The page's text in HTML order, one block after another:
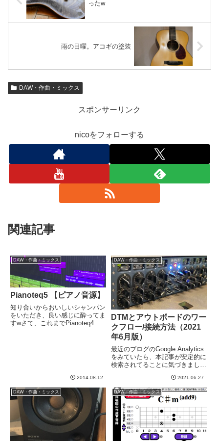
ったw
雨の日曜。アコギの塗装
DAW・作曲・ミックス
スポンサーリンク
nicoをフォローする
関連記事
DAW・作曲・ミックス
Pianoteq5 【ピアノ音源】
知り合いからおいしいシャンパン
をいただき、良い感じに酔ってま
すwさて、これまでPianoteq4と
2014.08.12
DAW・作曲・ミックス
DTMとアウトボードのワー
クフロー/接続方法（2021
年6月版）
最近のブログのGoogle Analytics
をみていたら、本記事が安定的に
検索されてることに気づきまし
ところもあったのでリライトして
見ました。物理的な接続方法まず
全体の物理的な結線をどうやって
いるかまとめて見...
2021.06.27
DAW・作曲・ミックス DAW・作曲・ミックス